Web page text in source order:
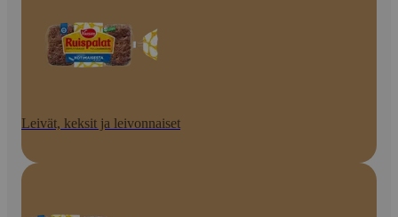
Leivät, keksit ja leivonnaiset